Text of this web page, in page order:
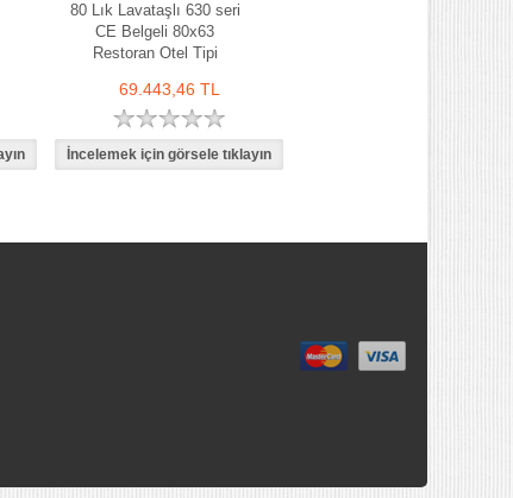
80 Lık Lavataşlı 630 seri
CE Belgeli 80x63
Restoran Otel Tipi
69.443,46 TL